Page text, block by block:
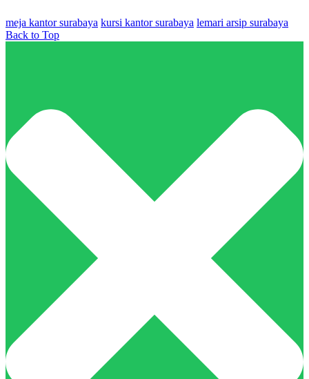
meja kantor surabaya kursi kantor surabaya lemari arsip surabaya
Back to Top